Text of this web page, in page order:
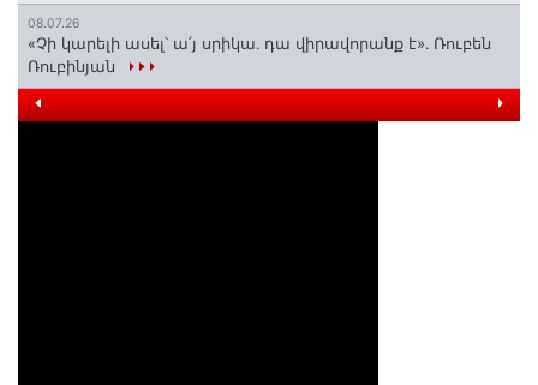
08.07.26
«Չի կարելի ասել՝ ա՛յ սրիկա․ դա վիրավորանք է»․ Ռուբեն
Ռուբինյան